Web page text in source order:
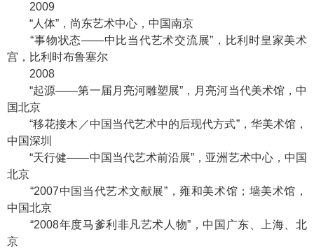
2009
“人体”，尚东艺术中心，中国南京
“事物状态——中比当代艺术交流展”，比利时皇家美术
宫，比利时布鲁塞尔
2008
“起源——第一届月亮河雕塑展”，月亮河当代美术馆，中
国北京
“移花接木／中国当代艺术中的后现代方式”，华美术馆，
中国深圳
“天行健——中国当代艺术前沿展”，亚洲艺术中心，中国
北京
“2007中国当代艺术文献展”，雍和美术馆；墙美术馆，
中国北京
“2008年度马爹利非凡艺术人物”，中国广东、上海、北
京